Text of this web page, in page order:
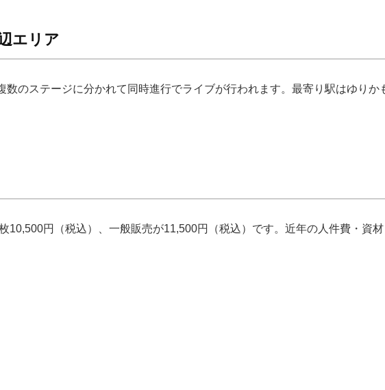
エリア
数のステージに分かれて同時進行でライブが行われます。最寄り駅はゆり
10,500円（税込）、一般販売が11,500円（税込）です。近年の人件費・資